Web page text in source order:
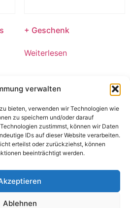
verwalten
bieten, verwenden wir Technologien wie
zu speichern und/oder darauf
zustimmst, können wir Daten
IDs auf dieser Website verarbeiten.
erteilst oder zurückziehst, können
beeinträchtigt werden.
Ablehnen
+ Geschenk
Weiterlesen
Bianco Küchenwein